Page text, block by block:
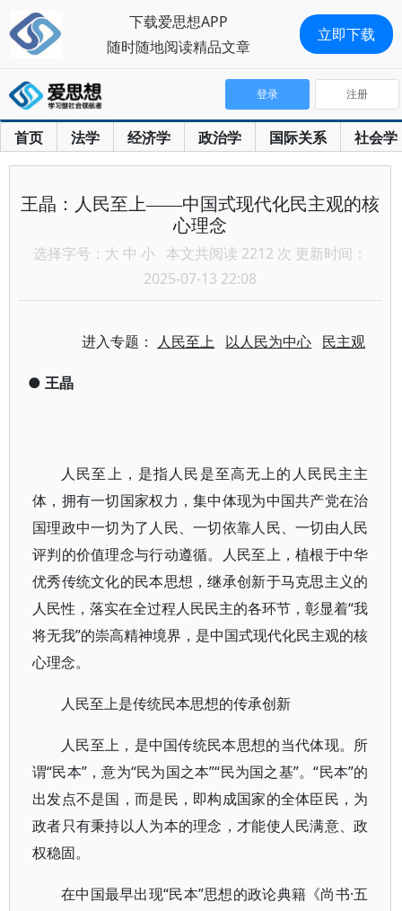
首页 法学 经济学 政治学 国际关系 社会学
登录 注册
王晶：人民至上——中国式现代化民主观的核
心理念
选择字号： 大 中 小 本文共阅读 2212 次 更新时间：
2025-07-13 22:08
进入专题： 人民至上 以人民为中心 民主观
● 王晶
人民至上，是指人民是至高无上的人民民主主
体，拥有一切国家权力，集中体现为中国共产党在治
国理政中一切为了人民、一切依靠人民、一切由人民
评判的价值理念与行动遵循。人民至上，植根于中华
优秀传统文化的民本思想，继承创新于马克思主义的
人民性，落实在全过程人民民主的各环节，彰显着“我
将无我”的崇高精神境界，是中国式现代化民主观的核
心理念。
人民至上是传统民本思想的传承创新
人民至上，是中国传统民本思想的当代体现。所
谓“民本”，意为“民为国之本”“民为国之基”。“民本”的
出发点不是国，而是民，即构成国家的全体臣民，为
政者只有秉持以人为本的理念，才能使人民满意、政
权稳固。
在中国最早出现“民本”思想的政论典籍《尚书·五
下载爱思想APP
随时随地阅读精品文章
立即下载